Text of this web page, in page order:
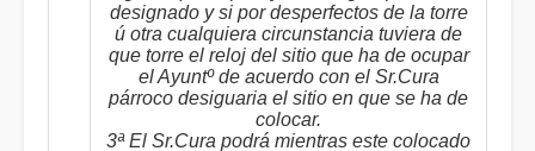
designado y si por desperfectos de la torre
ú otra cualquiera circunstancia tuviera de
que torre el reloj del sitio que ha de ocupar
el Ayuntº de acuerdo con el Sr.Cura
párroco desiguaria el sitio en que se ha de
colocar.
3ª El Sr.Cura podrá mientras este colocado